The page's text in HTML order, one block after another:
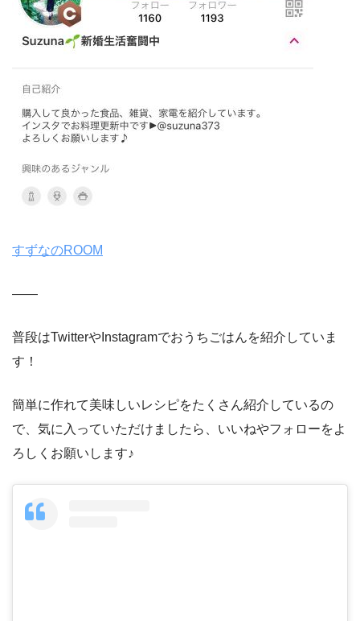
すずなのROOM
——
普段はTwitterやInstagramでおうちごはんを紹介していま
す！
簡単に作れて美味しいレシピをたくさん紹介しているの
で、気に入っていただけましたら、いいねやフォローをよ
ろしくお願いします♪